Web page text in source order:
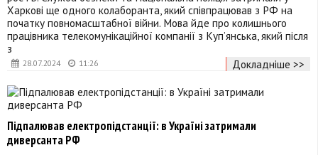
28.07.2024 11:26
Харкові ще одного колаборанта, який співпрацював з РФ на
початку повномасштабної війни. Мова йде про колишнього
працівника телекомунікаційної компанії з Куп’янська, який після
з
Докладніше >>
Підпалював електропідстанції: в Україні затримали
диверсанта РФ